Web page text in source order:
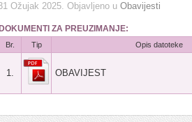
Ožujak 2025. Objavljeno u Obavijesti
DOKUMENTI ZA PREUZIMANJE:
Br. Tip Opis datoteke
1. OBAVIJEST